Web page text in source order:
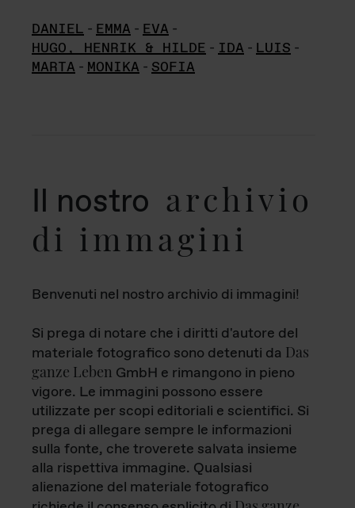
DANIEL - EMMA - EVA -
HUGO, HENRIK & HILDE - IDA - LUIS -
MARTA - MONIKA - SOFIA
Il nostro archivio
di immagini
Benvenuti nel nostro archivio di immagini!
Si prega di notare che i diritti d'autore del
materiale fotografico sono detenuti da Das
ganze Leben GmbH e rimangono in pieno
vigore. Le immagini possono essere
utilizzate per scopi editoriali e scientifici. Si
prega di allegare sempre le informazioni
sulla fonte, che troverete salvata insieme
alla rispettiva immagine. Qualsiasi
alienazione del materiale fotografico